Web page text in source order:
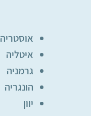
אוסטריה
איטליה
גרמניה
הונגריה
יוון